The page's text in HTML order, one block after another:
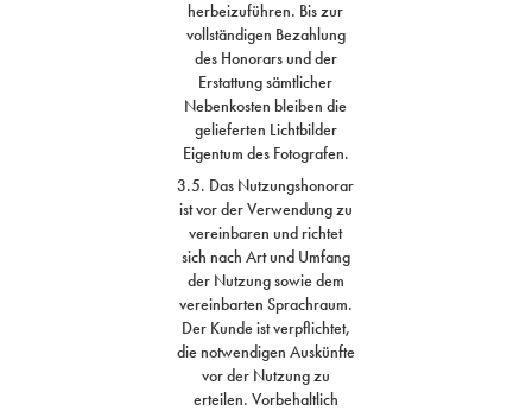
herbeizuführen. Bis zur
vollständigen Bezahlung
des Honorars und der
Erstattung sämtlicher
Nebenkosten bleiben die
gelieferten Lichtbilder
Eigentum des Fotografen.
3.5. Das Nutzungshonorar
ist vor der Verwendung zu
vereinbaren und richtet
sich nach Art und Umfang
der Nutzung sowie dem
vereinbarten Sprachraum.
Der Kunde ist verpflichtet,
die notwendigen Auskünfte
vor der Nutzung zu
erteilen. Vorbehaltlich